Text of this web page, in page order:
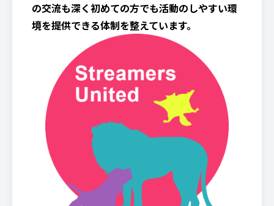
の交流も深く初めての方でも活動のしやすい環
境を提供できる体制を整えています。